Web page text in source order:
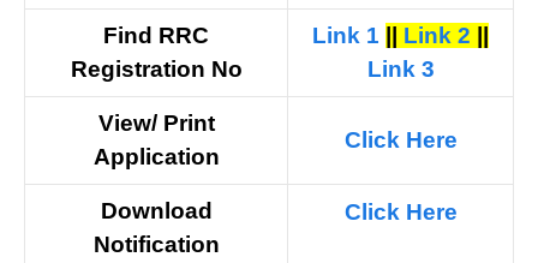
Find RRC
Registration No
Link 1 Link 2
Link 3
View/ Print
Application
Click Here
Download
Notification
Click Here